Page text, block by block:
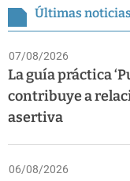
Últimas noticias
07/08/2026
La guía práctica
contribuye a
asertiva
06/08/2026